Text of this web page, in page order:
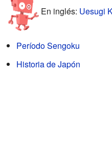
En inglés: Uesugi
Período Sengoku
Historia de Japón